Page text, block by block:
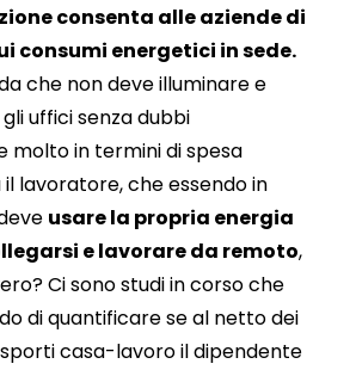
consenta alle aziende di
consumi energetici in sede.
che non deve illuminare e
uffici senza dubbi
molto in termini di spesa
lavoratore, che essendo in
usare la propria energia
e lavorare da remoto,
Ci sono studi in corso che
di quantificare se al netto dei
casa-lavoro il dipendente